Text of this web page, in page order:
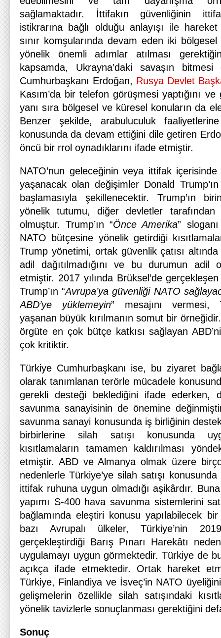
sağlamaktadır. İttifakın güvenliğinin
istikrarına bağlı olduğu anlayışı ile
sınır komşularında devam eden iki
yönelik önemli adımlar atılması
kapsamda, Ukrayna’daki savaşın
Cumhurbaşkanı Erdoğan, Rusya Devlet
Kasım’da bir telefon görüşmesi yaptığını
yanı sıra bölgesel ve küresel konuların da
Benzer şekilde, arabuluculuk
konusunda da devam ettiğini dile getiren
öncü bir rrol oynadıklarını ifade etmiştir.
NATO’nun geleceğinin veya ittifak
yaşanacak olan değişimler Donald
başlamasıyla şekillenecektir. Trump’ın
yönelik tutumu, diğer devletler tarafından
olmuştur. Trump’ın “Önce Amerika”
NATO bütçesine yönelik getirdiği
Trump yönetimi, ortak güvenlik çatısı altında
adil dağıtılmadığını ve bu durumun adil
etmiştir. 2017 yılında Brüksel’de
Trump’ın “Avrupa’ya güvenliği NATO
ABD’ye yüklemeyin” mesajını vermesi,
yaşanan büyük kırılmanın somut bir
örgüte en çok bütçe katkısı sağlayan
çok kritiktir.
Türkiye Cumhurbaşkanı ise, bu ziyaret
olarak tanımlanan terörle mücadele
gerekli desteği beklediğini ifade ederken,
savunma sanayisinin de önemine
savunma sanayi konusunda iş birliğinin
birbirlerine silah satışı konusunda
kısıtlamaların tamamen kaldırılması
etmiştir. ABD ve Almanya olmak üzere
nedenlerle Türkiye’ye silah satışı konusunda
ittifak ruhuna uygun olmadığı aşikârdır.
yapımı S-400 hava savunma sistemlerini
bağlamında eleştiri konusu yapılabilecek
bazı Avrupalı ülkeler, Türkiye’nin
gerçekleştirdiği Barış Pınarı Harekâtı
uygulamayı uygun görmektedir. Türkiye de
açıkça ifade etmektedir. Ortak hareket
Türkiye, Finlandiya ve İsveç’in NATO
gelişmelerin özellikle silah satışındaki
yönelik tavizlerle sonuçlanması gerektiğini
Sonuç